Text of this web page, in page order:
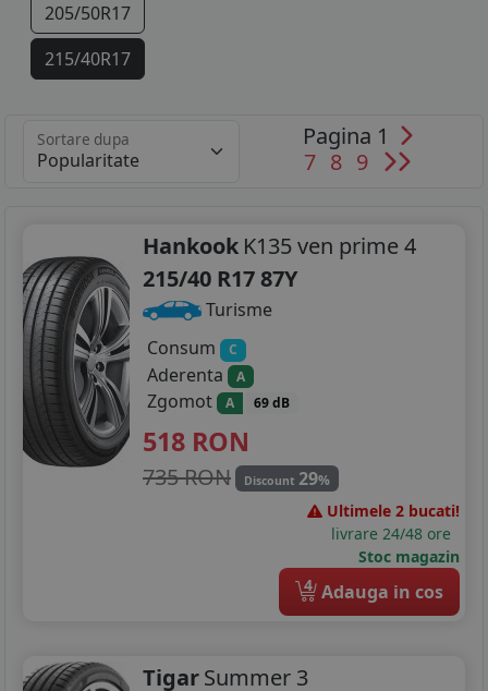
205/50R17
215/40R17
215/65R17
215/50R18
225/40R18
235/45R18
235/55R18
225/35R19
Sortare dupa
Pagina 1
7 8 9
Hankook K135 ven prime 4
215/40 R17 87Y
Turisme
Consum
C
Aderenta A
Zgomot A 69 dB
518 RON
735 RON Discount 29%
Ultimele 2 bucati!
livrare 24/48 ore
Stoc magazin
4 Adauga in cos
TigarSummer 3